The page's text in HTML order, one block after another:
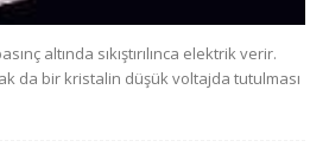
altında sıkıştırılınca elektrik verir.
da bir kristalin düşük voltajda tutulması